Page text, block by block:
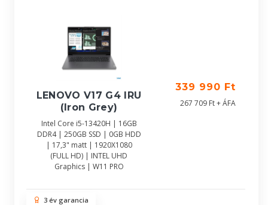
LENOVO V17 G4 IRU
(Iron Grey)
Intel Core i5-13420H | 16GB
DDR4 | 250GB SSD | 0GB HDD
| 17,3" matt | 1920X1080
(FULL HD) | INTEL UHD
Graphics | W11 PRO
339 990 Ft
267 709 Ft + ÁFA
3 év garancia